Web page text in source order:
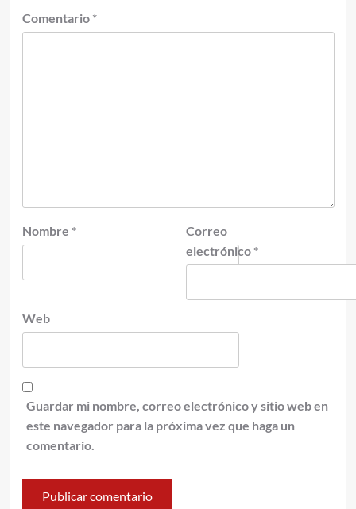
Comentario *
Nombre *
Correo
electrónico *
Web
Guardar mi nombre, correo electrónico y sitio web en
este navegador para la próxima vez que haga un
comentario.